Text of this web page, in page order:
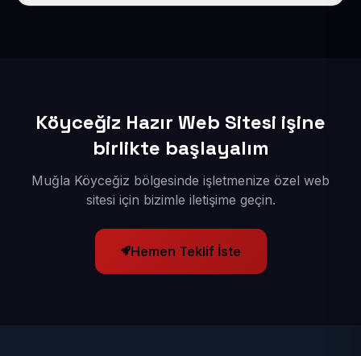
Köyceğiz Hazır Web Sitesi işine
birlikte başlayalım
Muğla Köyceğiz bölgesinde işletmenize özel web
sitesi için bizimle iletişime geçin.
Hemen Teklif İste